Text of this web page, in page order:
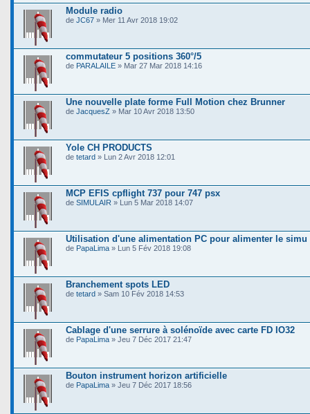
Module radio
de JC67 » Mer 11 Avr 2018 19:02
commutateur 5 positions 360°/5
de PARALAILE » Mar 27 Mar 2018 14:16
Une nouvelle plate forme Full Motion chez Brunner
de JacquesZ » Mar 10 Avr 2018 13:50
Yole CH PRODUCTS
de tetard » Lun 2 Avr 2018 12:01
MCP EFIS cpflight 737 pour 747 psx
de SIMULAIR » Lun 5 Mar 2018 14:07
Utilisation d'une alimentation PC pour alimenter le simu
de PapaLima » Lun 5 Fév 2018 19:08
Branchement spots LED
de tetard » Sam 10 Fév 2018 14:53
Cablage d'une serrure à solénoïde avec carte FD IO32
de PapaLima » Jeu 7 Déc 2017 21:47
Bouton instrument horizon artificielle
de PapaLima » Jeu 7 Déc 2017 18:56